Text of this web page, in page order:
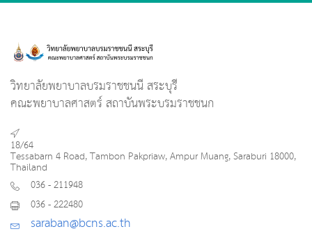
วิทยาลัยพยาบาลบรมราชชนนี สระบุรี
คณะพยาบาลศาสตร์ สถาบันพระบรมราชชนก
18/64
Tessabarn 4 Road, Tambon Pakpriaw, Ampur Muang, Saraburi 18000,
Thailand
036 - 211948
036 - 222480
saraban@bcns.ac.th